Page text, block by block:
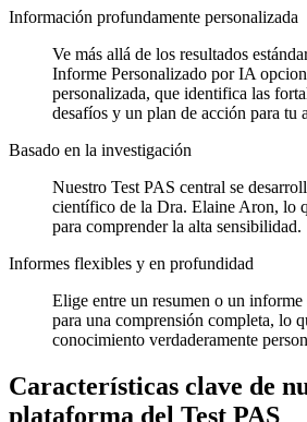
Información profundamente personalizada
Ve más allá de los resultados
Informe Personalizado por IA
personalizada, que identifica las
desafíos y un plan de acción para tu
Basado en la investigación
Nuestro Test PAS central se
científico de la Dra. Elaine Aron, lo
para comprender la alta sensibilidad.
Informes flexibles y en profundidad
Elige entre un resumen o un
para una comprensión completa, lo
conocimiento verdaderamente
Características clave de
plataforma del Test PAS